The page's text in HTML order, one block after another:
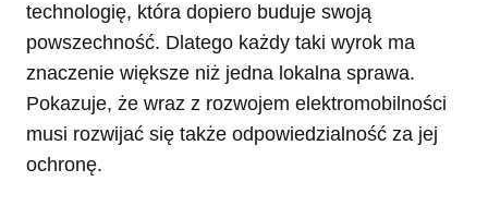
technologię, która dopiero buduje swoją
powszechność. Dlatego każdy taki wyrok ma
znaczenie większe niż jedna lokalna sprawa.
Pokazuje, że wraz z rozwojem elektromobilności
musi rozwijać się także odpowiedzialność za jej
ochronę.